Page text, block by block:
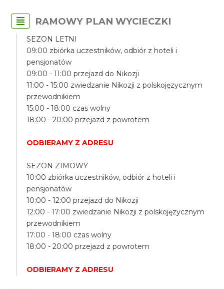
RAMOWY PLAN WYCIECZKI
SEZON LETNI
09:00 zbiórka uczestników, odbiór z hoteli i
pensjonatów
09:00 - 11:00 przejazd do Nikozji
11:00 - 15:00 zwiedzanie Nikozji z polskojęzycznym
przewodnikiem
15:00 - 18:00 czas wolny
18:00 - 20:00 przejazd z powrotem
ODBIERAMY Z ADRESU
SEZON ZIMOWY
10:00 zbiórka uczestników, odbiór z hoteli i
pensjonatów
10:00 - 12:00 przejazd do Nikozji
12:00 - 17:00 zwiedzanie Nikozji z polskojęzycznym
przewodnikiem
17:00 - 18:00 czas wolny
18:00 - 20:00 przejazd z powrotem
ODBIERAMY Z ADRESU